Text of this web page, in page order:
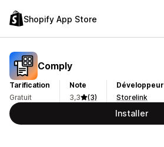
Shopify App Store
Comply
Tarification
Gratuit
Note
3,3
(3)
Développeur
Storelink
Installer